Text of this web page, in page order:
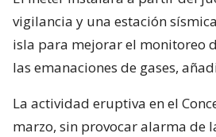
vigilancia y una estación
isla para mejorar el monitoreo
las emanaciones de gases,
La actividad eruptiva en el
marzo, sin provocar alarma de